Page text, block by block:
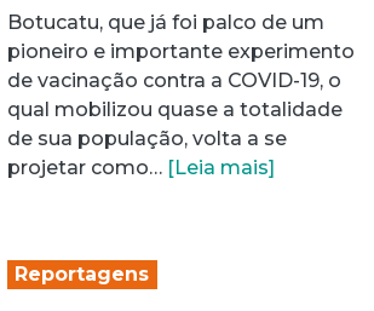
Botucatu, que já foi palco de um
pioneiro e importante experimento
de vacinação contra a COVID-19, o
qual mobilizou quase a totalidade
de sua população, volta a se
projetar como… [Leia mais]
Reportagens